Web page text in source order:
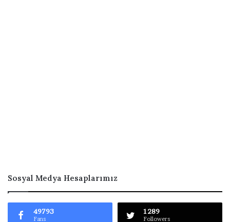
Sosyal Medya Hesaplarımız
49793
Fans
1289
Followers